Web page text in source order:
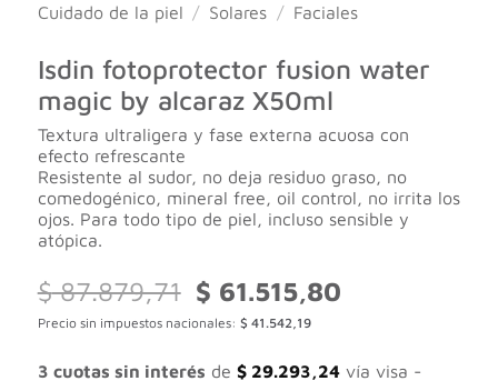
Cuidado de la piel / Solares / Faciales
Isdin fotoprotector fusion water
magic by alcaraz X50ml
Textura ultraligera y fase externa acuosa con
efecto refrescante
Resistente al sudor, no deja residuo graso, no
comedogénico, mineral free, oil control, no irrita los
ojos. Para todo tipo de piel, incluso sensible y
atópica.
$87.879,71
El
precio
original
$ 87.879,71.
$ 61.515,80El
$ 61.515,80.
Precio sin impuestos nacionales: $ 41.542,19
3 cuotas sin interés de $29.293,24vía visa -